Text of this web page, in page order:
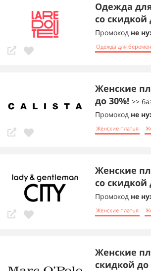
Одежда
со скидкой
Промокод не
Одежда для
Женские
до 30%! >>
Промокод не
Женские платья
Женские
со скидкой
Промокод не
Женские платья
Женские
скидкой до